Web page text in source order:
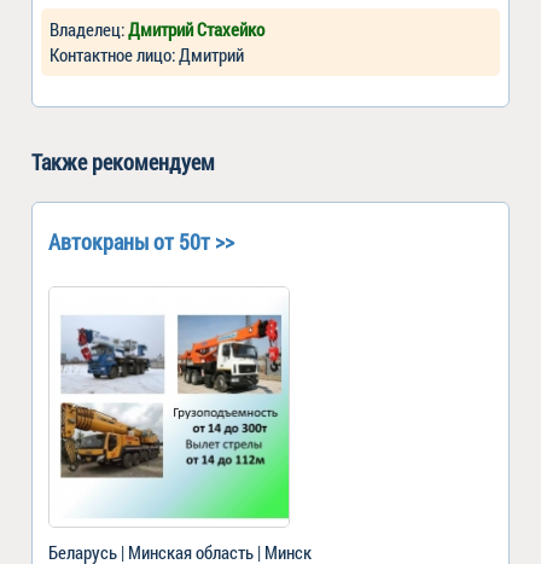
Владелец:Дмитрий Стахейко
Контактное лицо: Дмитрий
Также рекомендуем
Автокраны от 50т >>
Беларусь | Минская область | Минск